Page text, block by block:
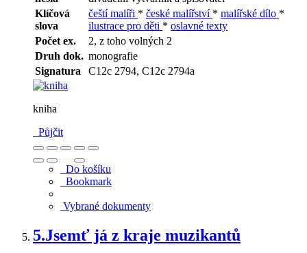
Klíčová
slova
čeští malíři * české malířství * malířské dílo *
ilustrace pro děti * oslavné texty
Počet ex.
2, z toho volných 2
Druh dok. monografie
Signatura
C12c 2794, C12c 2794a
kniha
Půjčit
Do košíku
Bookmark
Vybrané dokumenty
5.Jsemť já z kraje muzikantů